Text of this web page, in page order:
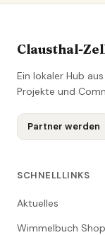
Clausthal-
Ein lokaler Hub
Projekte und
Partner werden
SCHNELLLINKS
Aktuelles
Wimmelbuch Shop